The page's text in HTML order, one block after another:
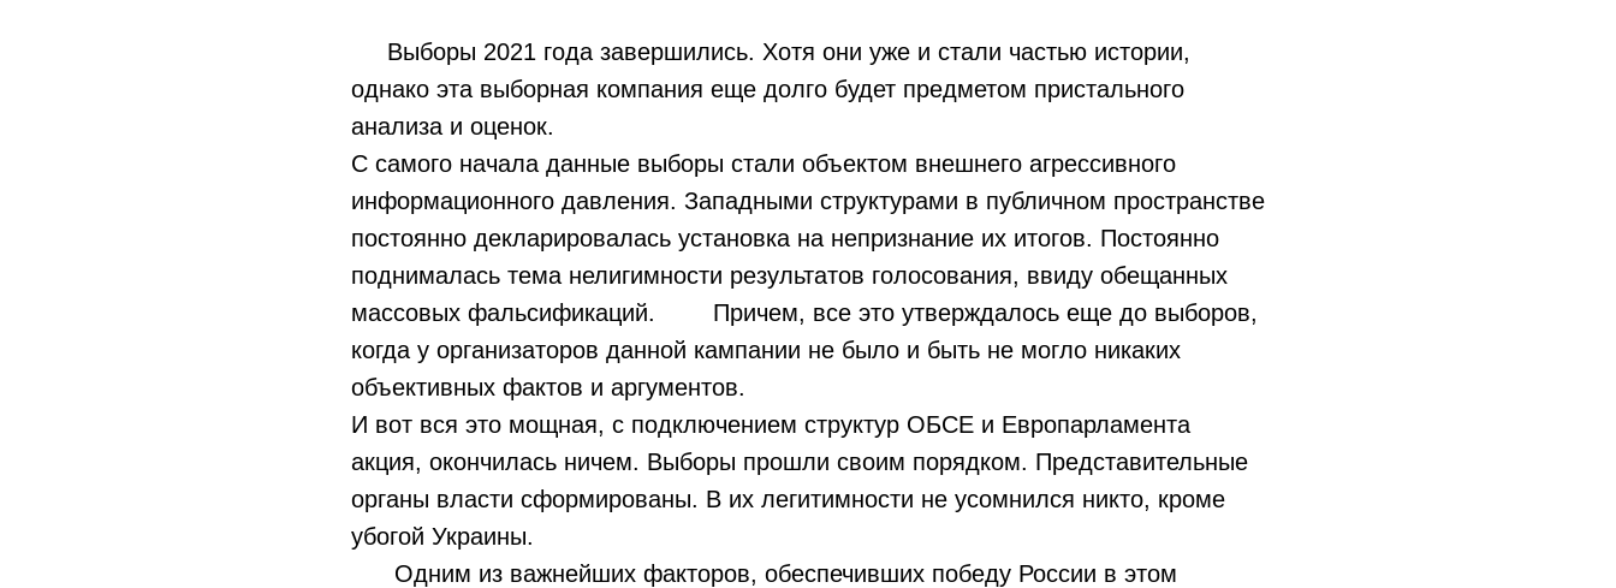
Выборы 2021 года завершились. Хотя они уже и стали частью истории,
однако эта выборная компания еще долго будет предметом пристального
анализа и оценок.
С самого начала данные выборы стали объектом внешнего агрессивного
информационного давления. Западными структурами в публичном пространстве
постоянно декларировалась установка на непризнание их итогов. Постоянно
поднималась тема нелигимности результатов голосования, ввиду обещанных
массовых фальсификаций. Причем, все это утверждалось еще до выборов,
когда у организаторов данной кампании не было и быть не могло никаких
объективных фактов и аргументов.
И вот вся это мощная, с подключением структур ОБСЕ и Европарламента
акция, окончилась ничем. Выборы прошли своим порядком. Представительные
органы власти сформированы. В их легитимности не усомнился никто, кроме
убогой Украины.
Одним из важнейших факторов, обеспечивших победу России в этом